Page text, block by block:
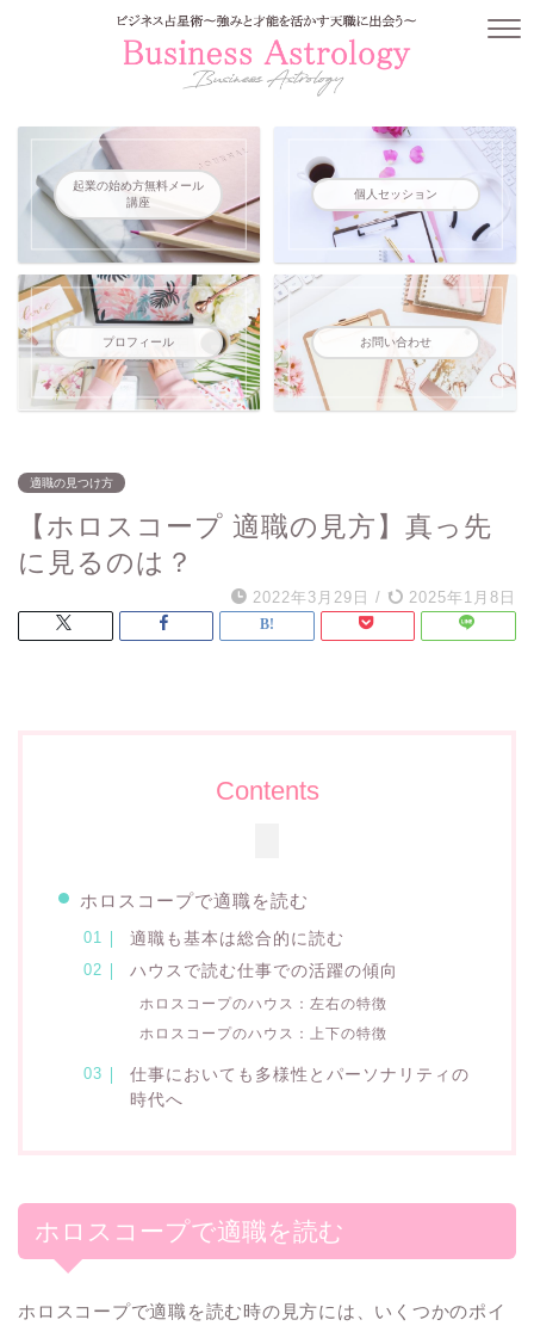
起業の始め方無料メール
講座
個人セッション
プロフィール お問い合わせ
適職の見つけ方
【ホロスコープ 適職の見方】真っ先
に見るのは？
2022年3月29日 / 2025年1月8日
Contents
ホロスコープで適職を読む
適職も基本は総合的に読む
ハウスで読む仕事での活躍の傾向
ホロスコープのハウス：左右の特徴
ホロスコープのハウス：上下の特徴
仕事においても多様性とパーソナリティの
時代へ
ホロスコープで適職を読む
ホロスコープで適職を読む時の見方には、いくつかのポイ